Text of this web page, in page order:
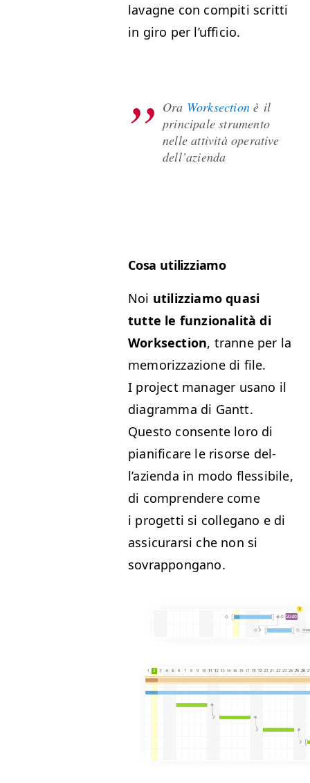
lavagne con com­pi­ti scrit­ti
in giro per l’ufficio.
Ora Work­sec­tion è il
prin­ci­pale stru­men­to
nelle attiv­ità oper­a­tive
dell’azienda
Cosa uti­lizzi­amo
Noi uti­lizzi­amo qua­si
tutte le fun­zion­al­ità di
Work­sec­tion, tranne per la
mem­o­riz­zazione di file.
I project man­ag­er usano il
dia­gram­ma di Gantt.
Questo con­sente loro di
piani­fi­care le risorse del­
l’azien­da in modo flessibile,
di com­pren­dere come
i prog­et­ti si col­legano e di
assi­cu­rar­si che non si
sovrappongano.